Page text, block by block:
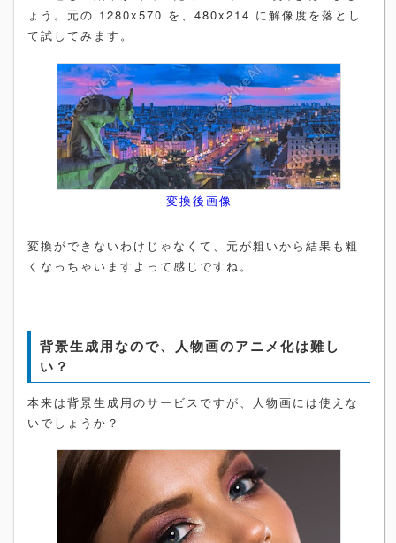
ょう。元の 1280x570 を、480x214 に解像度を落とし
て試してみます。
変換後画像
変換ができないわけじゃなくて、元が粗いから結果も粗
くなっちゃいますよって感じですね。
背景生成用なので、人物画のアニメ化は難し
い？
本来は背景生成用のサービスですが、人物画には使えな
いでしょうか？